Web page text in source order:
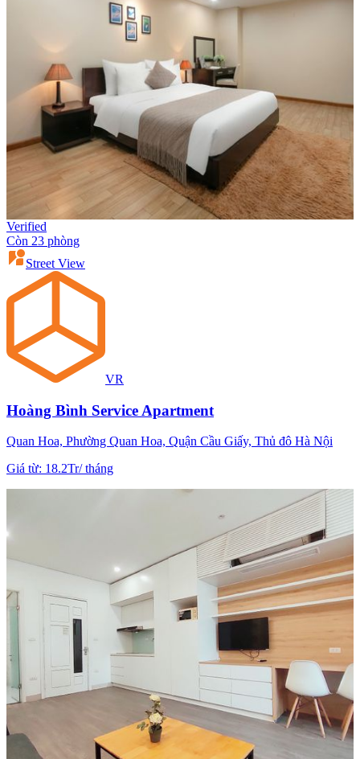
Verified
Còn 23 phòng
Street View
VR
Hoàng Bình Service Apartment
Quan Hoa, Phường Quan Hoa, Quận Cầu Giấy, Thủ đô Hà Nội
Giá từ: 18.2Tr/tháng